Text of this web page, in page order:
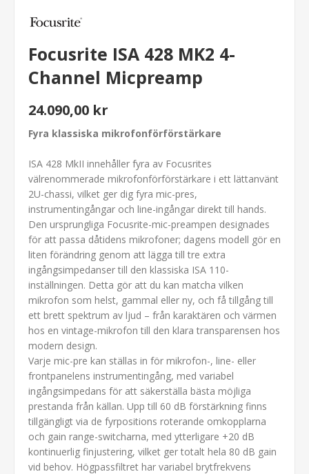
Focusrite ISA 428 MK2 4-
Channel Micpreamp
24.090,00 kr
Fyra klassiska mikrofonförförstärkare
ISA 428 MkII innehåller fyra av Focusrites
välrenommerade mikrofonförförstärkare i ett lättanvänt
2U-chassi, vilket ger dig fyra mic-pres,
instrumentingångar och line-ingångar direkt till hands.
Den ursprungliga Focusrite-mic-preampen designades
för att passa dåtidens mikrofoner; dagens modell gör en
liten förändring genom att lägga till tre extra
ingångsimpedanser till den klassiska ISA 110-
inställningen. Detta gör att du kan matcha vilken
mikrofon som helst, gammal eller ny, och få tillgång till
ett brett spektrum av ljud – från karaktären och värmen
hos en vintage-mikrofon till den klara transparensen hos
modern design.
Varje mic-pre kan ställas in för mikrofon-, line- eller
frontpanelens instrumentingång, med variabel
ingångsimpedans för att säkerställa bästa möjliga
prestanda från källan. Upp till 60 dB förstärkning finns
tillgängligt via de fyrpositions roterande omkopplarna
och gain range-switcharna, med ytterligare +20 dB
kontinuerlig finjustering, vilket ger totalt hela 80 dB gain
vid behov. Högpassfiltret har variabel brytfrekvens